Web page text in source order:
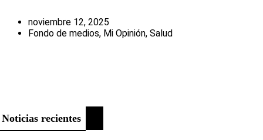
noviembre 12, 2025
Fondo de medios, Mi Opinión, Salud
Noticias recientes